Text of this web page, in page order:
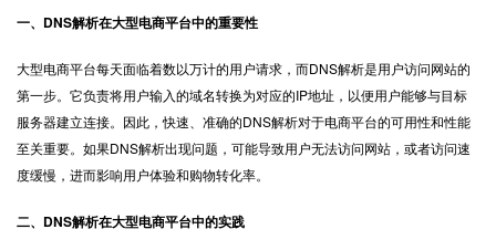
一、DNS解析在大型电商平台中的重要性
大型电商平台每天面临着数以万计的用户请求，而DNS解析是用户访问网站的
第一步。它负责将用户输入的域名转换为对应的IP地址，以便用户能够与目标
服务器建立连接。因此，快速、准确的DNS解析对于电商平台的可用性和性能
至关重要。如果DNS解析出现问题，可能导致用户无法访问网站，或者访问速
度缓慢，进而影响用户体验和购物转化率。
二、DNS解析在大型电商平台中的实践